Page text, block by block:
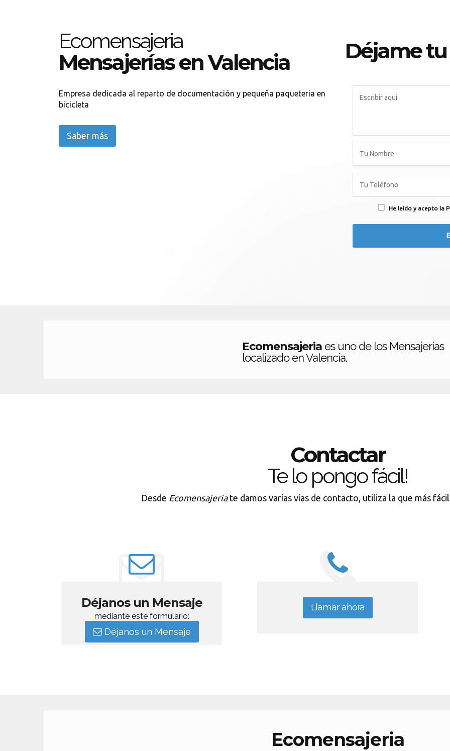
Ecomensajeria
Mensajerías en Valencia
Empresa dedicada al reparto de documentación y pequeña paqueteria en
bicicleta
Saber más
Déjame tu
He leído y acepto la
Ecomensajeria es uno de los Mensajerías
localizado en Valencia.
Contactar
Te lo pongo fácil!
Desde Ecomensajeriate damos varías vías de contacto, utiliza la que más
Déjanos un Mensaje
mediante este formulario:
Déjanos un Mensaje
Llamar ahora
Ecomensajeria